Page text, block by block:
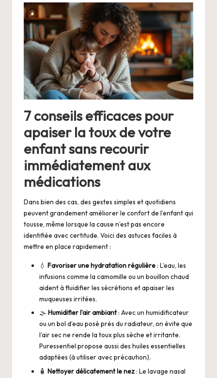
7 conseils efficaces pour
apaiser la toux de votre
enfant sans recourir
immédiatement aux
médications
Dans bien des cas, des gestes simples et quotidiens
peuvent grandement améliorer le confort de l’enfant qui
tousse, même lorsque la cause n’est pas encore
identifiée avec certitude. Voici des astuces faciles à
mettre en place rapidement :
💧 Favoriser une hydratation régulière: L’eau, les
infusions comme la camomille ou un bouillon chaud
aident à fluidifier les sécrétions et apaiser les
muqueuses irritées.
🌫️ Humidifier l’air ambiant: Avec un humidificateur
ou un bol d’eau posé près du radiateur, on évite que
l’air sec ne rende la toux plus sèche et irritante.
Puressentiel propose aussi des huiles essentielles
adaptées (à utiliser avec précaution).
🧴 Nettoyer délicatement le nez: Le lavage nasal